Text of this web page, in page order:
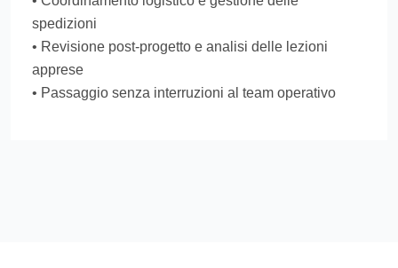
spedizioni
• Revisione post-progetto e analisi delle lezioni
apprese
• Passaggio senza interruzioni al team operativo